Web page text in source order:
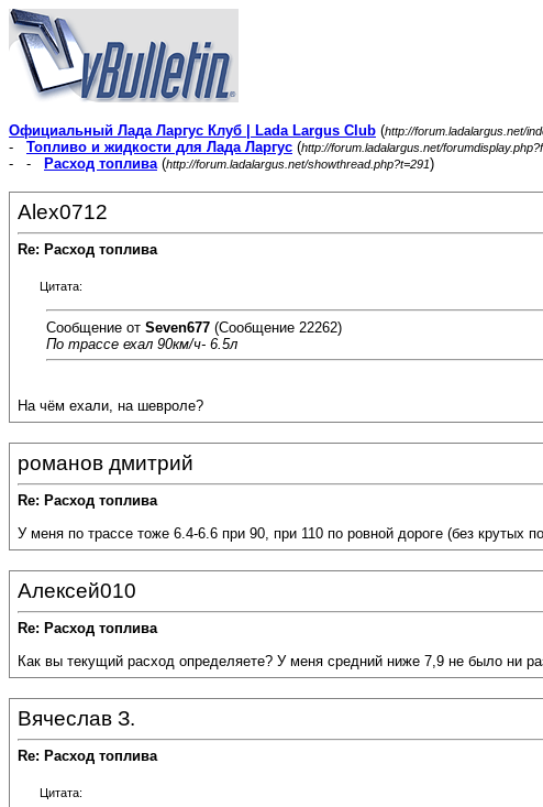
Официальный Лада Ларгус Клуб | Lada Largus Club (http://forum.ladalargus.net/
- Топливо и жидкости для Лада Ларгус (http://forum.ladalargus.net/
- -
Расход топлива(http://forum.ladalargus.net/showthread.php?t=291)
Alex0712
Re: Расход топлива
Цитата:
Сообщение от Seven677 (Сообщение 22262)
По трассе ехал 90км/ч- 6.5л
На чём ехали, на шевроле?
романов дмитрий
Re: Расход топлива
У меня по трассе тоже 6.4-6.6 при 90, при 110 по ровной дороге (без крутых
Алексей010
Re: Расход топлива
Как вы текущий расход определяете? У меня средний ниже 7,9 не было ни
Вячеслав З.
Re: Расход топлива
Цитата: